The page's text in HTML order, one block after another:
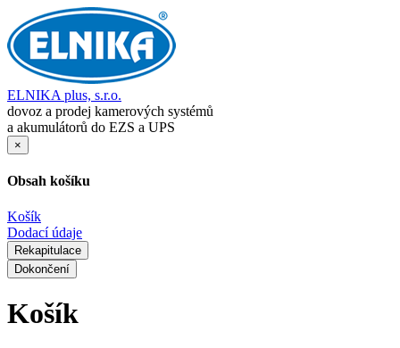
ELNIKA plus, s.r.o.
dovoz a prodej kamerových systémů
a akumulátorů do EZS a UPS
×
Obsah košíku
Košík
Dodací údaje
Rekapitulace
Dokončení
Košík